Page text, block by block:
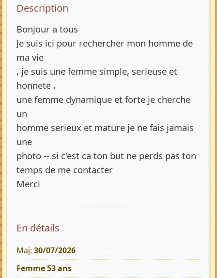
Description de l’annonce
Description
Bonjour a tous
Je suis ici pour rechercher mon homme de
ma vie
, je suis une femme simple, serieuse et
honnete ,
une femme dynamique et forte je cherche
un
homme serieux et mature je ne fais jamais
une
photo -- si c'est ca ton but ne perds pas ton
temps de me contacter
Merci
En détails
Maj: 30/07/2026
Femme 53 ans